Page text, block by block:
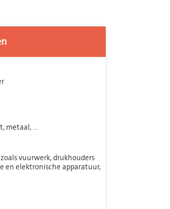
metaal, …
vuurwerk, drukhouders
en elektronische apparatuur,